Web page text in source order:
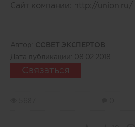
Сайт компании: http://union.ru/
Автор: СОВЕТ ЭКСПЕРТОВ
Дата публикации: 08.02.2018
Связаться